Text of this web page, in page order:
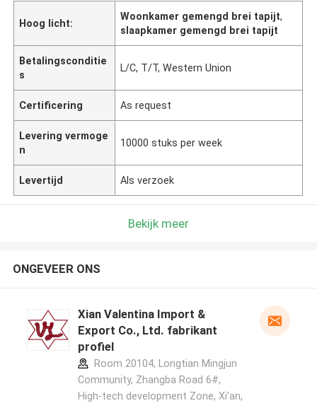
Hoog licht:
Woonkamer gemengd brei tapijt,
slaapkamer gemengd brei tapijt
Betalingsconditie
s
L/C, T/T, Western Union
Certificering As request
Levering vermoge
n
10000 stuks per week
Levertijd Als verzoek
Bekijk meer
ONGEVEER ONS
Xian Valentina Import &
Export Co., Ltd. fabrikant
profiel
Room 20104, Longtian Mingjun
Community, Zhangba Road 6#,
High-tech development Zone, Xi'an,